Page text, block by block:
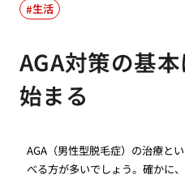
生活
AGA対策の基
始まる
AGA（男性型脱毛症）の治療と
べる方が多いでしょう。確かに